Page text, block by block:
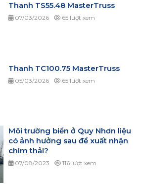
Thanh TS55.48 MasterTruss
07/03/2026 65 lượt xem
Thanh TC100.75 MasterTruss
05/03/2026 65 lượt xem
Môi trường biển ở Quy Nhơn liệu
có ảnh hưởng sau đề xuất nhận
chìm thải?
07/08/2023 116 lượt xem